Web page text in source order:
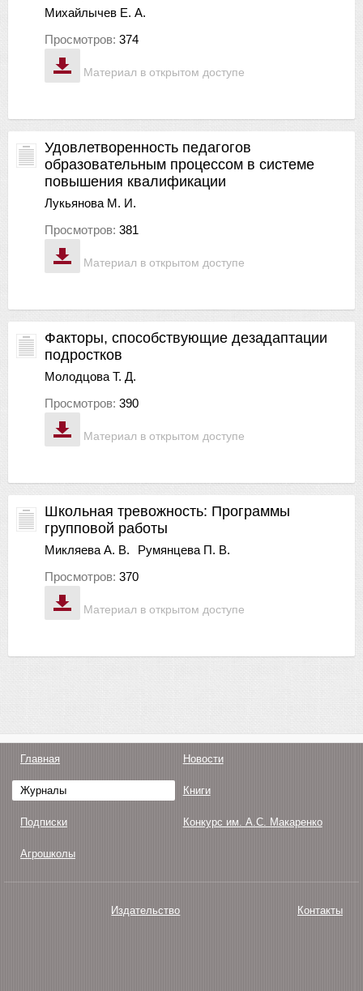
Материал в открытом доступе
Михайлычев Е. А.
Просмотров: 374
Материал в открытом доступе
Удовлетворенность педагогов
образовательным процессом в системе
повышения квалификации
Лукьянова М. И.
Просмотров: 381
Материал в открытом доступе
Факторы, способствующие дезадаптации
подростков
Молодцова Т. Д.
Просмотров: 390
Материал в открытом доступе
Школьная тревожность: Программы
групповой работы
Микляева А. В.
Румянцева П. В.
Просмотров: 370
Главная Новости
Журналы Книги
Подписки Конкурс им. А.С. Макаренко
Агрошколы
Издательство Контакты